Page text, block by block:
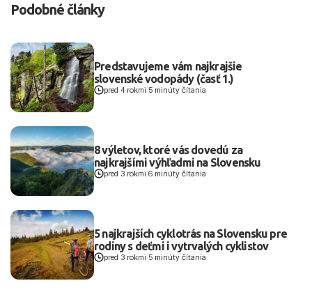
Podobné články
Predstavujeme vám najkrajšie
slovenské vodopády (časť 1.)
pred 4 rokmi 5 minúty čítania
8 výletov, ktoré vás dovedú za
najkrajšími výhľadmi na Slovensku
pred 3 rokmi 6 minúty čítania
5 najkrajších cyklotrás na Slovensku pre
rodiny s deťmi i vytrvalých cyklistov
pred 3 rokmi 5 minúty čítania